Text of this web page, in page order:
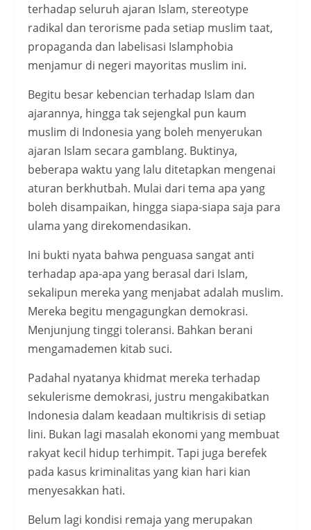
terhadap seluruh ajaran Islam, stereotype
radikal dan terorisme pada setiap muslim taat,
propaganda dan labelisasi Islamphobia
menjamur di negeri mayoritas muslim ini.
Begitu besar kebencian terhadap Islam dan
ajarannya, hingga tak sejengkal pun kaum
muslim di Indonesia yang boleh menyerukan
ajaran Islam secara gamblang. Buktinya,
beberapa waktu yang lalu ditetapkan mengenai
aturan berkhutbah. Mulai dari tema apa yang
boleh disampaikan, hingga siapa-siapa saja para
ulama yang direkomendasikan.
Ini bukti nyata bahwa penguasa sangat anti
terhadap apa-apa yang berasal dari Islam,
sekalipun mereka yang menjabat adalah muslim.
Mereka begitu mengagungkan demokrasi.
Menjunjung tinggi toleransi. Bahkan berani
mengamademen kitab suci.
Padahal nyatanya khidmat mereka terhadap
sekulerisme demokrasi, justru mengakibatkan
Indonesia dalam keadaan multikrisis di setiap
lini. Bukan lagi masalah ekonomi yang membuat
rakyat kecil hidup terhimpit. Tapi juga berefek
pada kasus kriminalitas yang kian hari kian
menyesakkan hati.
Belum lagi kondisi remaja yang merupakan